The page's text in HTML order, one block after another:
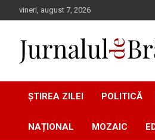
to
vineri, august 7, 2026
Jurnalul de
ȘTIREA ZILEI POLITICĂ
NAȚIONAL MOZAIC